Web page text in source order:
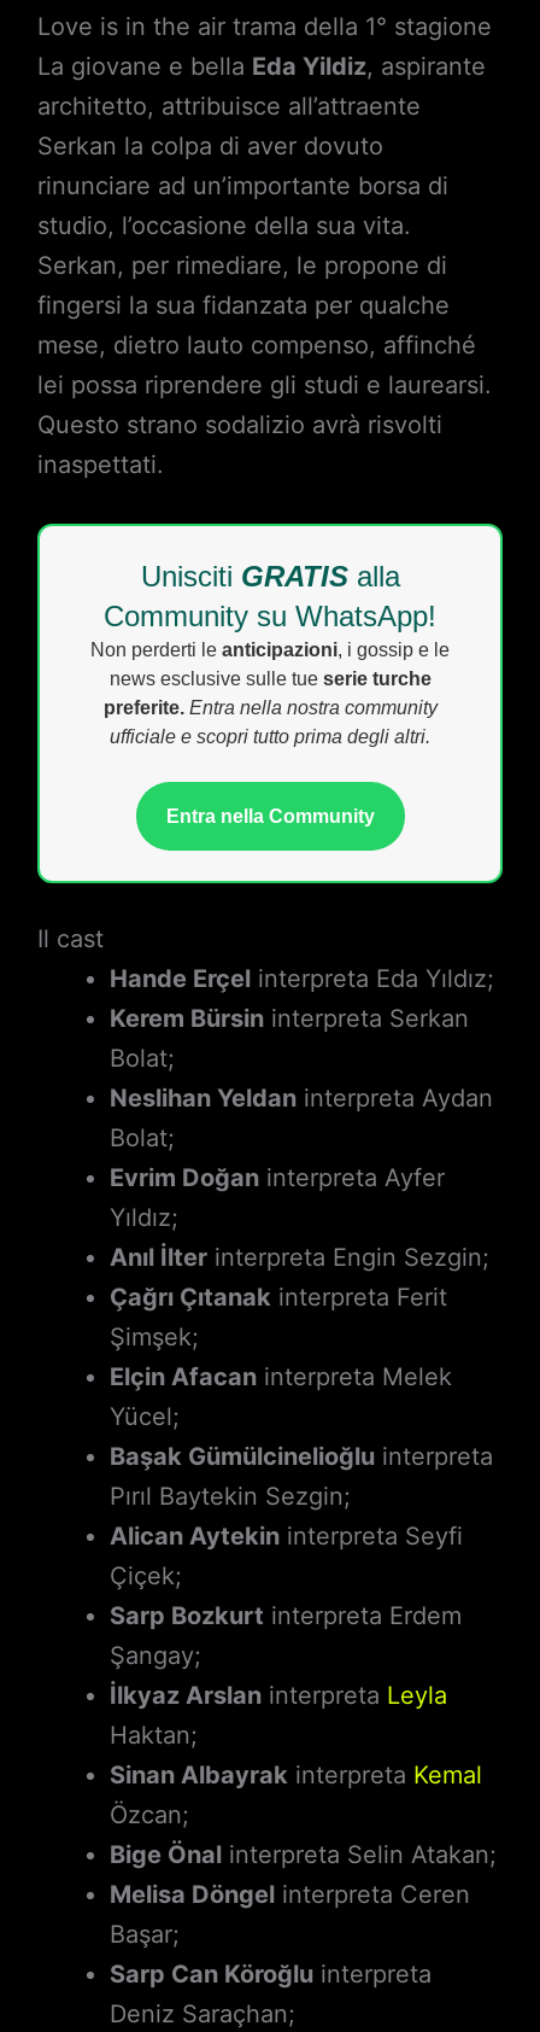
Love is in the air trama della 1° stagione
La giovane e bella Eda Yildiz, aspirante
architetto, attribuisce all’attraente
Serkan la colpa di aver dovuto
rinunciare ad un’importante borsa di
studio, l’occasione della sua vita.
Serkan, per rimediare, le propone di
fingersi la sua fidanzata per qualche
mese, dietro lauto compenso, affinché
lei possa riprendere gli studi e laurearsi.
Questo strano sodalizio avrà risvolti
inaspettati.
Unisciti GRATISalla
Community su WhatsApp!
Non perderti le anticipazioni, i gossip e le
news esclusive sulle tue serie turche
preferite. Entra nella nostra community
ufficiale e scopri tutto prima degli altri.
Entra nella Community
Il cast
Hande Erçelinterpreta Eda Yıldız;
Kerem Bürsininterpreta Serkan
Bolat;
Neslihan Yeldaninterpreta Aydan
Bolat;
Evrim Doğaninterpreta Ayfer
Yıldız;
Anıl İlterinterpreta Engin Sezgin;
Çağrı Çıtanakinterpreta Ferit
Şimşek;
Elçin Afacaninterpreta Melek
Yücel;
Başak Gümülcinelioğluinterpreta
Pırıl Baytekin Sezgin;
Alican Aytekininterpreta Seyfi
Çiçek;
Sarp Bozkurt interpreta Erdem
Şangay;
İlkyaz Arslaninterpreta Leyla
Haktan;
Sinan Albayrakinterpreta Kemal
Özcan;
Bige Önalinterpreta Selin Atakan;
Melisa Döngelinterpreta Ceren
Başar;
Sarp Can Köroğluinterpreta
Deniz Saraçhan;